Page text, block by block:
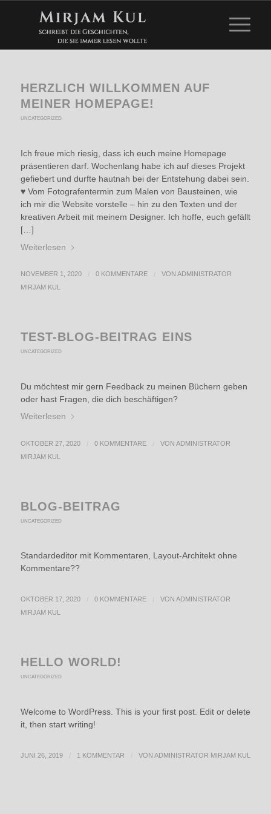
HERZLICH WILLKOMMEN AUF
MEINER HOMEPAGE!
UNCATEGORIZED
Ich freue mich riesig, dass ich euch meine Homepage
präsentieren darf. Wochenlang habe ich auf dieses Projekt
gefiebert und durfte hautnah bei der Entstehung dabei sein.
♥ Vom Fotografentermin zum Malen von Bausteinen, wie
ich mir die Website vorstelle – hin zu den Texten und der
kreativen Arbeit mit meinem Designer. Ich hoffe, euch gefällt
[…]
Weiterlesen
NOVEMBER 1, 2020 0 KOMMENTARE VON ADMINISTRATOR
MIRJAM KUL
TEST-BLOG-BEITRAG EINS
UNCATEGORIZED
Du möchtest mir gern Feedback zu meinen Büchern geben
oder hast Fragen, die dich beschäftigen?
Weiterlesen
OKTOBER 27, 2020 0 KOMMENTARE VON ADMINISTRATOR
MIRJAM KUL
BLOG-BEITRAG
UNCATEGORIZED
Standardeditor mit Kommentaren, Layout-Architekt ohne
Kommentare??
OKTOBER 17, 2020 0 KOMMENTARE VON ADMINISTRATOR
MIRJAM KUL
HELLO WORLD!
UNCATEGORIZED
Welcome to WordPress. This is your first post. Edit or delete
it, then start writing!
JUNI 26, 2019 1 KOMMENTAR VON ADMINISTRATOR MIRJAM KUL